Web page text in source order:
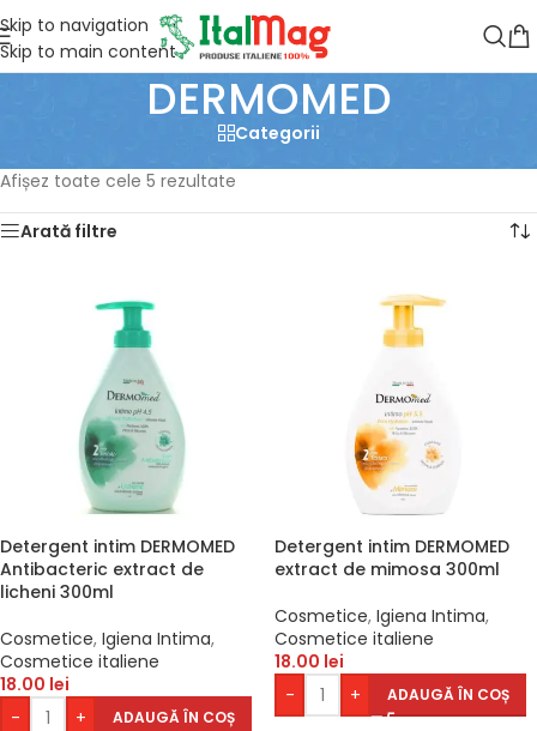
Skip to navigation
Skip to main content
DERMOMED
Categorii
Afișez toate cele 5 rezultate
Arată filtre
Detergent intim DERMOMED
Antibacteric extract de
licheni 300ml
Cosmetice, Igiena Intima,
Cosmetice italiene
18.00 lei
-
+ ADAUGĂ ÎN COȘ
Detergent intim DERMOMED
extract de mimosa 300ml
Cosmetice, Igiena Intima,
Cosmetice italiene
18.00 lei
-
+ ADAUGĂ ÎN COȘ